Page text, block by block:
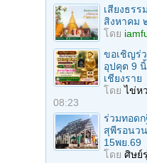
เสียงธร
สิงหาคม
โดย
ขอเชิญร่
อุปคุต 9
เชียงราย
โดยไข่ห
08:23
ร่วมทอด
สุพีรอนว
15พย.69
โดย ศิษย์